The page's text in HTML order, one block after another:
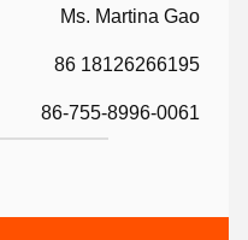
Ms. Martina Gao
86 18126266195
86-755-8996-0061